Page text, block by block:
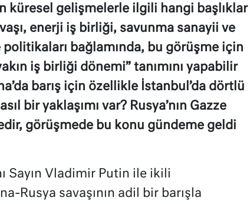
küresel gelişmelerle ilgili hangi başlıklar
enerji iş birliği, savunma sanayii ve
politikaları bağlamında, bu görüşme için
iş birliği dönemi” tanımını yapabilir
barış için özellikle İstanbul’da dörtlü
bir yaklaşımı var? Rusya’nın Gazze
görüşmede bu konu gündeme geldi
Sayın Vladimir Putin ile ikili
Rusya savaşının adil bir barışla